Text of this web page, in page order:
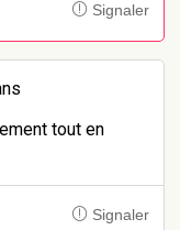
Signaler
Signaler